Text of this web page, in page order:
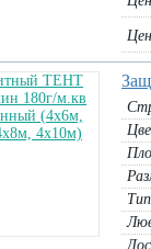
У-45/2/100